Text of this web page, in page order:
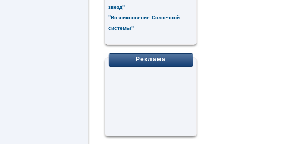
звезд"
"Возникновение Солнечной
системы"
Реклама